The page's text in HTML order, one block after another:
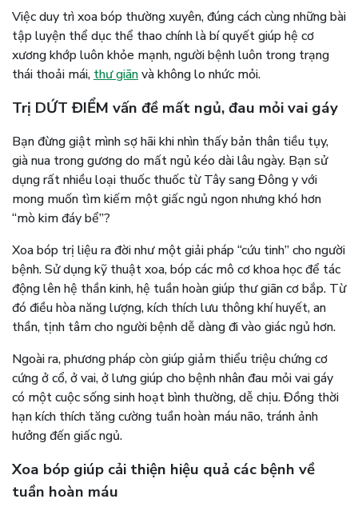
Việc duy trì xoa bóp thường xuyên, đúng cách cùng những bài
tập luyện thể dục thể thao chính là bí quyết giúp hệ cơ
xương khớp luôn khỏe mạnh, người bệnh luôn trong trạng
thái thoải mái, thư giãnvà không lo nhức mỏi.
Trị DỨT ĐIỂM vấn đề mất ngủ, đau mỏi vai gáy
Bạn đừng giật mình sợ hãi khi nhìn thấy bản thân tiều tụy,
già nua trong gương do mất ngủ kéo dài lâu ngày. Bạn sử
dụng rất nhiều loại thuốc thuốc từ Tây sang Đông y với
mong muốn tìm kiếm một giấc ngủ ngon nhưng khó hơn
“mò kim đáy bể”?
Xoa bóp trị liệu ra đời như một giải pháp “cứu tinh” cho người
bệnh. Sử dụng kỹ thuật xoa, bóp các mô cơ khoa học để tác
động lên hệ thần kinh, hệ tuần hoàn giúp thư giãn cơ bắp. Từ
đó điều hòa năng lượng, kích thích lưu thông khí huyết, an
thần, tịnh tâm cho người bệnh dễ dàng đi vào giác ngủ hơn.
Ngoài ra, phương pháp còn giúp giảm thiểu triệu chứng cơ
cứng ở cổ, ở vai, ở lưng giúp cho bệnh nhân đau mỏi vai gáy
có một cuộc sống sinh hoạt bình thường, dễ chịu. Đồng thời
hạn kích thích tăng cường tuần hoàn máu não, tránh ảnh
hưởng đến giấc ngủ.
Xoa bóp giúp cải thiện hiệu quả các bệnh về
tuần hoàn máu